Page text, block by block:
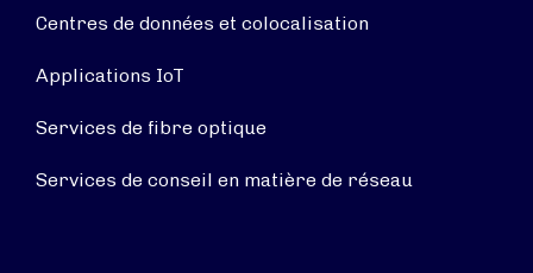
Centres de données et colocalisation
Applications IoT
Services de fibre optique
Services de conseil en matière de réseau